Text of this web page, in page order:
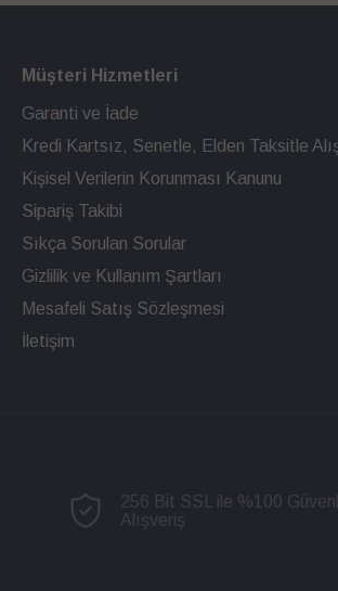
Müşteri Hizmetleri
Garanti ve İade
Kredi Kartsız, Senetle, Elden Taksitle
Kişisel Verilerin Korunması Kanunu
Sipariş Takibi
Sıkça Sorulan Sorular
Gizlilik ve Kullanım Şartları
Mesafeli Satış Sözleşmesi
İletişim
256 Bit SSL ile %100
Alışveriş